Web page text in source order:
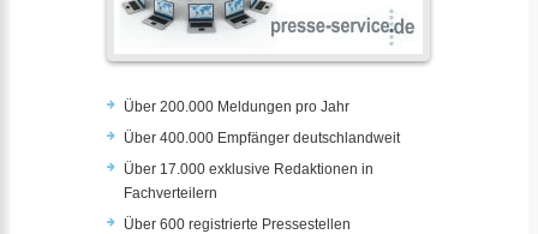
Über 200.000 Meldungen pro Jahr
Über 400.000 Empfänger deutschlandweit
Über 17.000 exklusive Redaktionen in
Fachverteilern
Über 600 registrierte Pressestellen